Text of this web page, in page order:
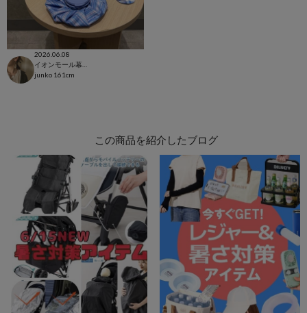
2026.06.08
junko 161cm
この商品を紹介したブログ